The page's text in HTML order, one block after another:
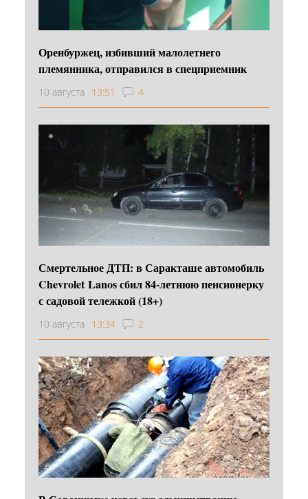
Оренбуржец, избивший малолетнего
племянника, отправился в спецприемник
10 августа 13:51 4
Смертельное ДТП: в Саракташе автомобиль
Chevrolet Lanos сбил 84-летнюю пенсионерку
с садовой тележкой (18+)
10 августа 13:34 2